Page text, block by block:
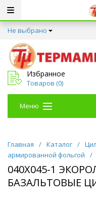
Не выбрано
Избранное
Товаров (0)
Меню
Главная / Каталог /
армированной фольгой
/
040Х045-1
БАЗАЛЬТОВЫЕ